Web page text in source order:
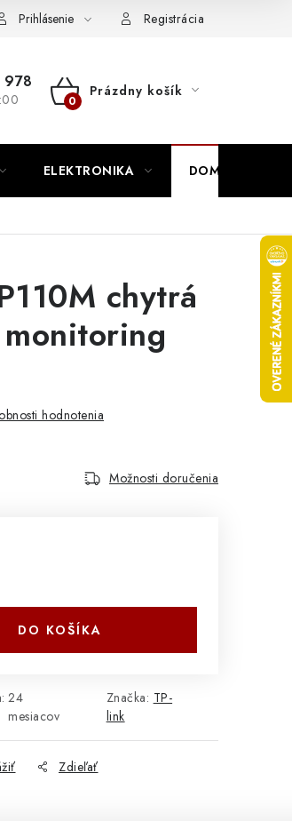
Prihlásenie Registrácia
NÁKUPNÝ
Prázdny košík
ELEKTRONIKA DOMÁCNOSŤ
chytrá
hodnotenia
Možnosti doručenia
DO KOŠÍKA
: 24
mesiacov
Značka: TP-
link
Zdieľať